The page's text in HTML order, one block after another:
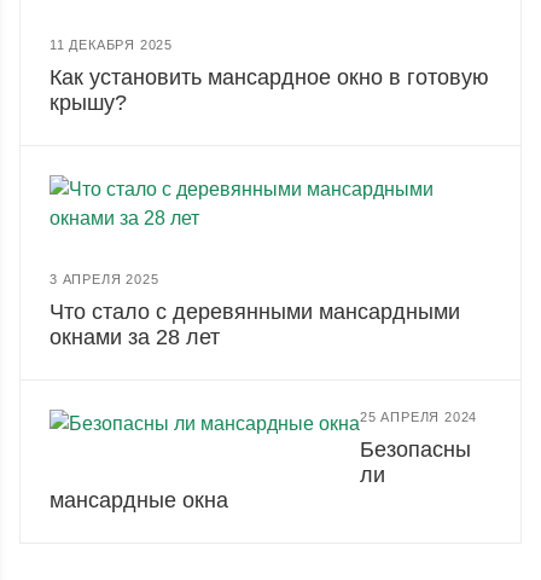
11 ДЕКАБРЯ 2025
Как установить мансардное окно в готовую
крышу?
3 АПРЕЛЯ 2025
Что стало с деревянными мансардными
окнами за 28 лет
25 АПРЕЛЯ 2024
Безопасны
ли
мансардные окна